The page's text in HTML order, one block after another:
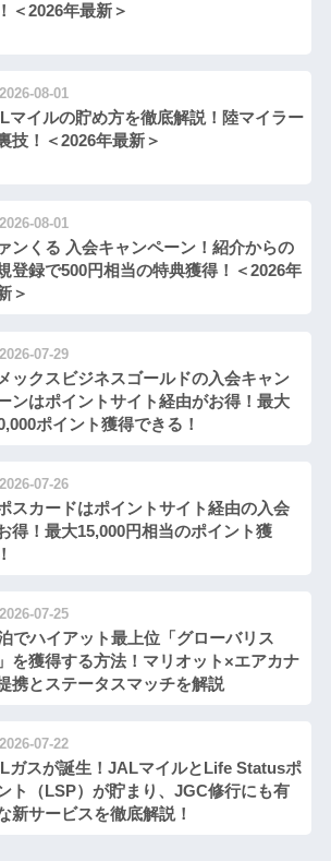
＜2026年最新＞
2026-08-01
マイルの貯め方を徹底解説！陸マイラー
技！＜2026年最新＞
2026-08-01
ンくる 入会キャンペーン！紹介からの
登録で500円相当の特典獲得！＜2026年
＞
2026-07-29
ックスビジネスゴールドの入会キャン
ンはポイントサイト経由がお得！最大
ポイント獲得できる！
2026-07-26
スカードはポイントサイト経由の入会
得！最大15,000円相当のポイント獲
2026-07-25
でハイアット最上位「グローバリス
を獲得する方法！マリオット×エアカナ
携とステータスマッチを解説
2026-07-22
ガスが誕生！JALマイルとLife Statusポ
ト（LSP）が貯まり、JGC修行にも有
新サービスを徹底解説！